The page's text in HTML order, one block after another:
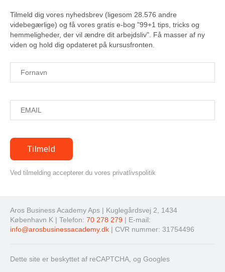
Tilmeld dig vores nyhedsbrev (ligesom 28.576 andre
videbegærlige) og få vores gratis e-bog "99+1 tips, tricks og
hemmeligheder, der vil ændre dit arbejdsliv". Få masser af ny
viden og hold dig opdateret på kursusfronten.
Ved tilmelding accepterer du vores privatlivspolitik
Aros Business Academy Aps | Kuglegårdsvej 2, 1434
København K | Telefon: 70 278 279 | E-mail:
info@arosbusinessacademy.dk | CVR nummer: 31754496
Dette site er beskyttet af reCAPTCHA, og Googles